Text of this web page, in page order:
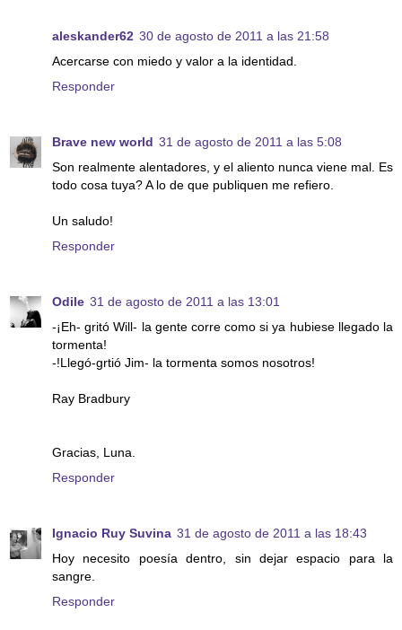
aleskander62 30 de agosto de 2011 a las 21:58
Acercarse con miedo y valor a la identidad.
Responder
Brave new world 31 de agosto de 2011 a las 5:08
Son realmente alentadores, y el aliento nunca viene mal. Es
todo cosa tuya? A lo de que publiquen me refiero.
Un saludo!
Responder
Odile 31 de agosto de 2011 a las 13:01
-¡Eh- gritó Will- la gente corre como si ya hubiese llegado la
tormenta!
-!Llegó-grtió Jim- la tormenta somos nosotros!
Ray Bradbury
Gracias, Luna.
Responder
Ignacio Ruy Suvina 31 de agosto de 2011 a las 18:43
Hoy necesito poesía dentro, sin dejar espacio para la
sangre.
Responder